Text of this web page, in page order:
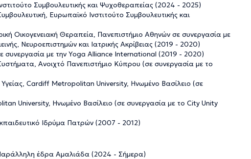
Συμβουλευτικής και Ψυχοθεραπείας (2024 - 2025)
Ευρωπαϊκό Ινστιτούτο Συμβουλευτικής και
Οικογενειακή Θεραπεία, Πανεπιστήμιο Αθηνών σε συνεργασία με
Νευροεπιστημών και Ιατρικής Ακρίβειας (2019 - 2020)
συνεργασία με την Yoga Alliance International (2019 - 2020)
Ανοιχτό Πανεπιστήμιο Κύπρου (σε συνεργασία με το
Cardiff Metropolitan University, Ηνωμένο Βασίλειο (σε
University, Ηνωμένο Βασίλειο (σε συνεργασία με το City Unity
Ιδρύμα Πατρών (2007 - 2012)
έδρα Αμαλιάδα (2024 - Σήμερα)